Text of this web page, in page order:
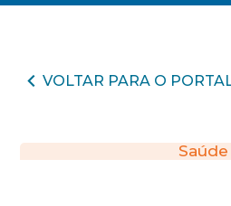
VOLTAR PARA O
Saúde